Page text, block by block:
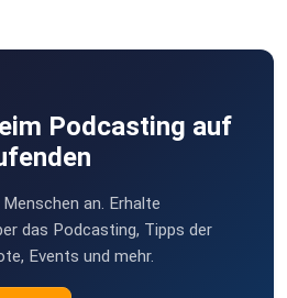
Podcasting auf
an. Erhalte
das Podcasting, Tipps der
Events und mehr.